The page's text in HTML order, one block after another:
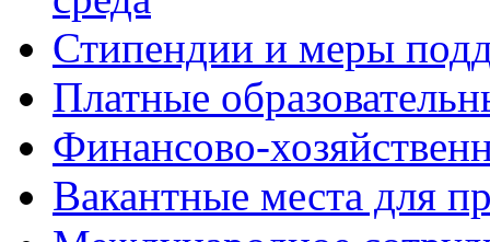
Стипендии и меры
Платные
Финансово-
Вакантные места для